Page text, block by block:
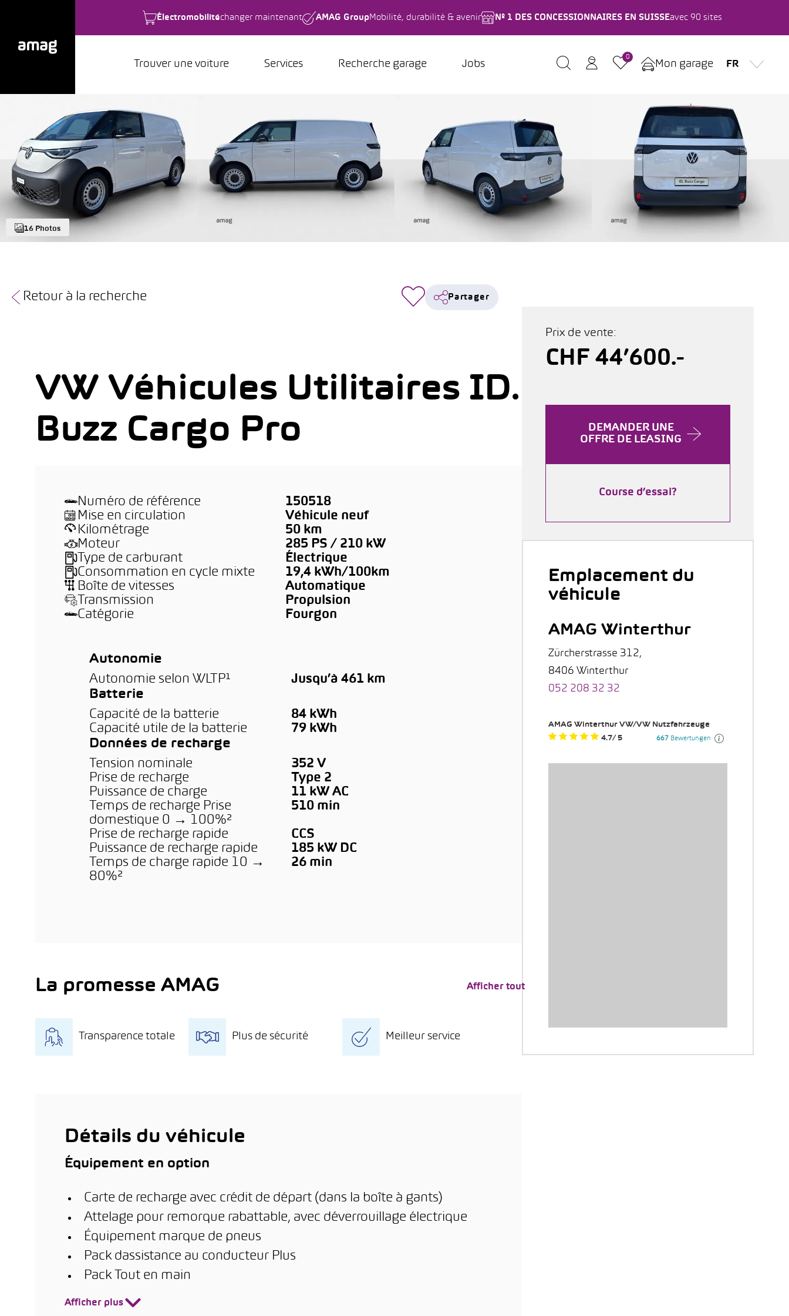
Électromobilitéchanger maintenant AMAG Group Mobilité, durabilité & avenir Nº 1 DES CONCESSIONNAIRES EN SUISSEavec 90 sites
Trouver une voiture Services Recherche garage Jobs
0
Mon garage FR
16 Photos
Retour à la recherche Partager
VW Véhicules Utilitaires ID.
Buzz Cargo Pro
Numéro de référence
150518
Mise en circulation
Véhicule neuf
Kilométrage
50 km
Moteur
285 PS / 210 kW
Type de carburant
Électrique
Consommation en cycle mixte
19,4 kWh/100km
Boîte de vitesses
Automatique
Transmission
Propulsion
Catégorie
Fourgon
Autonomie
Autonomie selon WLTP¹
Jusqu’à 461 km
Batterie
Capacité de la batterie
84 kWh
Capacité utile de la batterie
79 kWh
Données de recharge
Tension nominale
352 V
Prise de recharge
Type 2
Puissance de charge
11 kW AC
Temps de recharge Prise
domestique 0 → 100%²
510 min
Prise de recharge rapide
CCS
Puissance de recharge rapide
185 kW DC
Temps de charge rapide 10 →
80%²
26 min
La promesse AMAG Afficher tout
Transparence totale
en quelques clics
Plus de sécurité Meilleur service
Détails du véhicule
Équipement en option
Carte de recharge avec crédit de départ (dans la boîte à gants)
Attelage pour remorque rabattable, avec déverrouillage électrique
Équipement marque de pneus
Pack dassistance au conducteur Plus
Pack Tout en main
Afficher plus
Prix de vente:
CHF 44’600.-
DEMANDER UNE
OFFRE DE LEASING
Course d’essai?
Emplacement du
véhicule
AMAG Winterthur
Zürcherstrasse 312,
8406 Winterthur
052 208 32 32